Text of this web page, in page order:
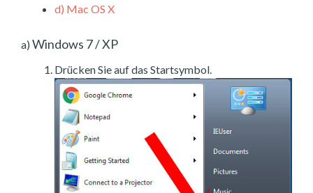
d) Mac OS X
a) Windows 7 / XP
Drücken Sie auf das Startsymbol.